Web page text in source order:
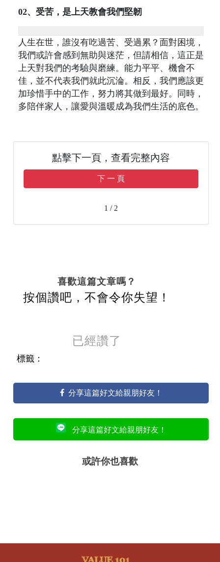
02、受苦，是上天教會我們堅韌
人生在世，誰沒有吃過苦、受過累？面對困境，
我們或許會感到無助與迷茫，但請相信，這正是
上天對我們的考驗與磨練。能力平平、機會不
佳，並不代表我們就此沉淪。相反，我們應該更
加珍惜手中的工作，努力將其做到最好。同時，
多陪伴家人，讓愛與溫暖成為我們生活的底色。
點擊下一頁，查看完整內容
下 一 頁
1 / 2
喜歡這篇文章嗎？
按個讚吧，不會令你失望！
已經讚了
標籤：
分享這篇好文給親朋好友！
分享這篇好文給親朋好友！
或許你也喜歡